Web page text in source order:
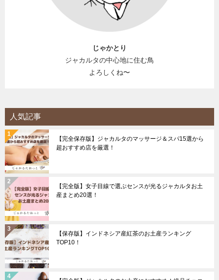
じゃかとり
ジャカルタの中心地に住む鳥
よろしくね〜
人気記事
【完全保存版】ジャカルタのマッサージ＆スパ15選から
超おすすめ店を厳選！
【完全版】女子目線で選ぶセンスが光るジャカルタお土
産まとめ20選！
【保存版】インドネシア産紅茶のお土産ランキング
TOP10！